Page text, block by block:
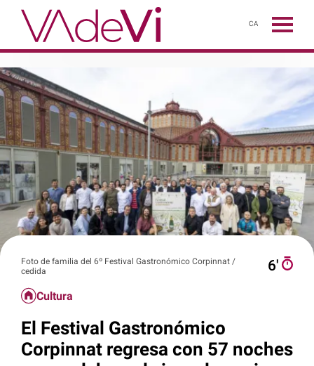
CA
Foto de familia del 6º Festival Gastronómico Corpinnat /
cedida
6′
Cultura
El Festival Gastronómico
Corpinnat regresa con 57 noches